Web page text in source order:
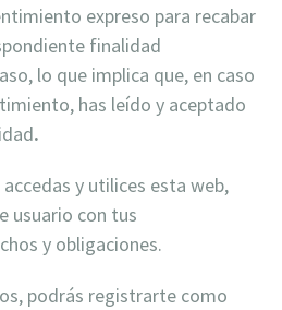
expreso para recabar
finalidad
lo que implica que, en caso
has leído y aceptado
.
y utilices esta web,
usuario con tus
y obligaciones.
podrás registrarte como